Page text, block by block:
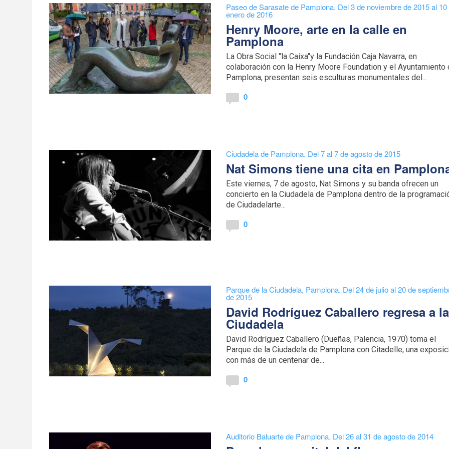
Paseo de Sarasate de Pamplona. Del 3 de noviembre de 2015 al 10
enero de 2016
Henry Moore, arte en la calle en
Pamplona
La Obra Social "la Caixa"y la Fundación Caja Navarra, en
colaboración con la Henry Moore Foundation y el Ayuntamiento
Pamplona, presentan seis esculturas monumentales del...
0
Ciudadela de Pamplona. Del 7 al 7 de agosto de 2015
Nat Simons tiene una cita en
Este viernes, 7 de agosto, Nat Simons y su banda ofrecen un
concierto en la Ciudadela de Pamplona dentro de la
de Ciudadelarte...
0
Parque de la Ciudadela, Pamplona. Del 24 de julio al 20 de
de 2015
David Rodríguez Caballero regresa a la
Ciudadela
David Rodríguez Caballero (Dueñas, Palencia, 1970) toma el
Parque de la Ciudadela de Pamplona con Citadelle, una
con más de un centenar de...
0
Auditorio Baluarte de Pamplona. Del 26 al 31 de agosto de 2014